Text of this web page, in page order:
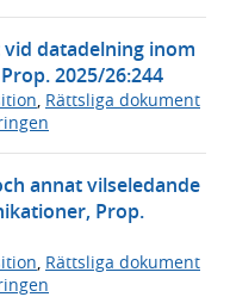
datadelning inom
2025/26:244
, Rättsliga dokument
annat vilseledande
Prop.
, Rättsliga dokument